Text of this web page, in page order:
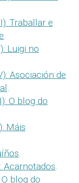
Traballar e
.
Luigi no
Asociación de
.
O blog do
Máis
.
Acarnotados.
blog do